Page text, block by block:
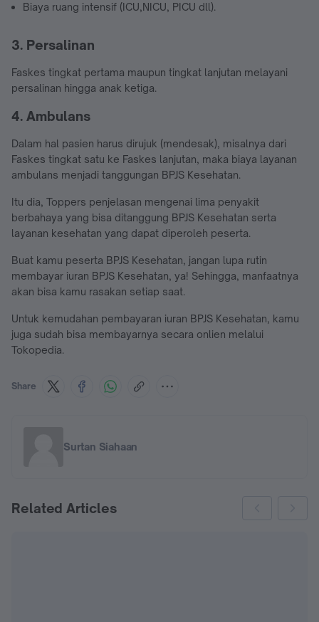
Biaya ruang intensif (ICU,NICU, PICU dll).
3. Persalinan
Faskes tingkat pertama maupun tingkat lanjutan melayani
persalinan hingga anak ketiga.
4. Ambulans
Dalam hal pasien harus dirujuk (mendesak), misalnya dari
Faskes tingkat satu ke Faskes lanjutan, maka biaya layanan
ambulans menjadi tanggungan BPJS Kesehatan.
Itu dia, Toppers penjelasan mengenai lima penyakit
berbahaya yang bisa ditanggung BPJS Kesehatan serta
layanan kesehatan yang dapat diperoleh peserta.
Buat kamu peserta BPJS Kesehatan, jangan lupa rutin
membayar iuran BPJS Kesehatan, ya! Sehingga, manfaatnya
akan bisa kamu rasakan setiap saat.
Untuk kemudahan pembayaran iuran BPJS Kesehatan, kamu
juga sudah bisa membayarnya secara onlien melalui
Tokopedia.
Share
Surtan Siahaan
Related Articles